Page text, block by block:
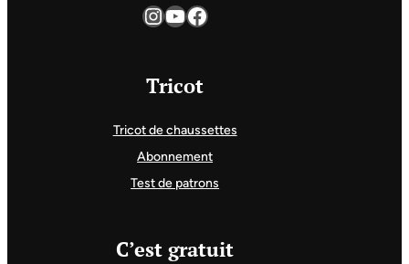
InstagramYouTube Facebook
Tricot
Tricot de chaussettes
Abonnement
Test de patrons
C’est gratuit